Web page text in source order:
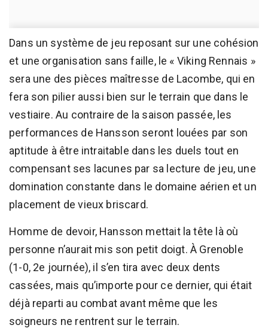
Dans un système de jeu reposant sur une cohésion
et une organisation sans faille, le « Viking Rennais »
sera une des pièces maîtresse de Lacombe, qui en
fera son pilier aussi bien sur le terrain que dans le
vestiaire. Au contraire de la saison passée, les
performances de Hansson seront louées par son
aptitude à être intraitable dans les duels tout en
compensant ses lacunes par sa lecture de jeu, une
domination constante dans le domaine aérien et un
placement de vieux briscard.
Homme de devoir, Hansson mettait la tête là où
personne n’aurait mis son petit doigt. À Grenoble
(1-0, 2e journée), il s’en tira avec deux dents
cassées, mais qu’importe pour ce dernier, qui était
déjà reparti au combat avant même que les
soigneurs ne rentrent sur le terrain.